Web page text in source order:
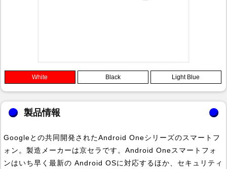
White Black Light Blue
製品情報
Googleとの共同開発されたAndroid Oneシリーズのスマートフ
ォン。製造メーカーは京セラです。Android Oneスマートフォ
ンはいち早く最新の Android OSに対応するほか、セキュリティ